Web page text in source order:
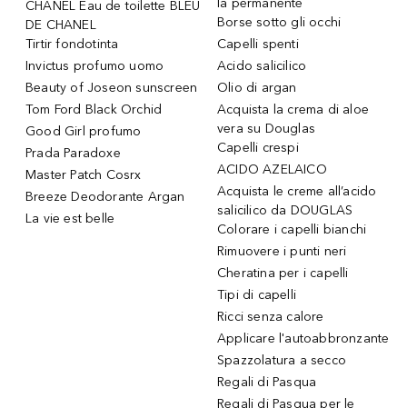
CHANEL Eau de toilette BLEU
DE CHANEL
Tirtir fondotinta
Invictus profumo uomo
Beauty of Joseon sunscreen
Tom Ford Black Orchid
Good Girl profumo
Prada Paradoxe
Master Patch Cosrx
Breeze Deodorante Argan
La vie est belle
la permanente
Borse sotto gli occhi
Capelli spenti
Acido salicilico
Olio di argan
Acquista la crema di aloe
vera su Douglas
Capelli crespi
ACIDO AZELAICO
Acquista le creme all’acido
salicilico da DOUGLAS
Colorare i capelli bianchi
Rimuovere i punti neri
Cheratina per i capelli
Tipi di capelli
Ricci senza calore
Applicare l'autoabbronzante
Spazzolatura a secco
Regali di Pasqua
Regali di Pasqua per le